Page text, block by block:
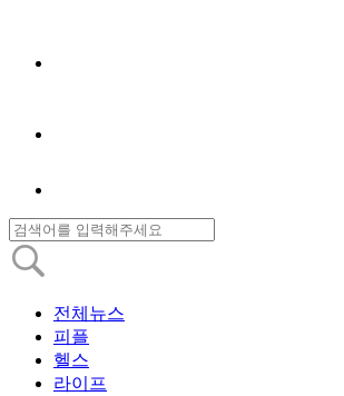
전체뉴스
피플
헬스
라이프